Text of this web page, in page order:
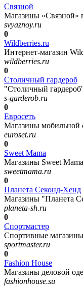
Связной
Магазины «Связной»
svyaznoy.ru
0
Wildberries.ru
Интернет-магазин
wildberries.ru
0
Столичный гардероб
"Столичный
s-garderob.ru
0
Евросеть
Магазины мобильной
euroset.ru
0
Sweet Mama
Магазины Sweet
sweetmama.ru
0
Планета Секонд-Хенд
Магазины "Планета
planeta-sh.ru
0
Спортмастер
Спортивные
sportmaster.ru
0
Fashion House
Магазины деловой
fashionhouse.su